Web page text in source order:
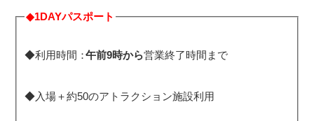
◆1DAYパスポート
◆利用時間：午前9時から営業終了時間まで
◆入場＋約50のアトラクション施設利用